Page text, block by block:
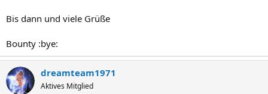
Bis dann und viele Grüße
Bounty :bye:
dreamteam1971
Aktives Mitglied